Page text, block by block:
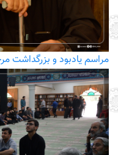
مراسم یادبود و بزرگداشت